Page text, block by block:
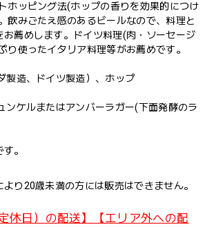
ホッピング法(ホップの香りを効果的につけ
飲みごたえ感のあるビールなので、料理と
お薦めします。ドイツ料理(肉・ソーセージ
り使ったイタリア料理等がお薦めです。
製造、ドイツ製造）、ホップ
ンケルまたはアンバーラガー(下面発酵のラ
。
より20歳未満の方には販売はできません。
日）の配送】【エリア外への配